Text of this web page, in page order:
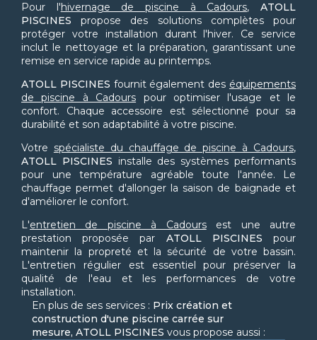
Pour l'hivernage de piscine à Cadours,ATOLL
PISCINES propose des solutions complètes pour
protéger votre installation durant l'hiver. Ce service
inclut le nettoyage et la préparation, garantissant une
remise en service rapide au printemps.
ATOLL PISCINES fournit également des équipements
de piscine à Cadours pour optimiser l'usage et le
confort. Chaque accessoire est sélectionné pour sa
durabilité et son adaptabilité à votre piscine.
Votre spécialiste du chauffage de piscine à Cadours,
ATOLL PISCINES installe des systèmes performants
pour une température agréable toute l'année. Le
chauffage permet d'allonger la saison de baignade et
d'améliorer le confort.
L'entretien de piscine à Cadoursest une autre
prestation proposée par ATOLL PISCINES pour
maintenir la propreté et la sécurité de votre bassin.
L'entretien régulier est essentiel pour préserver la
qualité de l'eau et les performances de votre
installation.
En plus de ses services : Prix création et
construction d'une piscine carrée sur
mesure, ATOLL PISCINES vous propose aussi :